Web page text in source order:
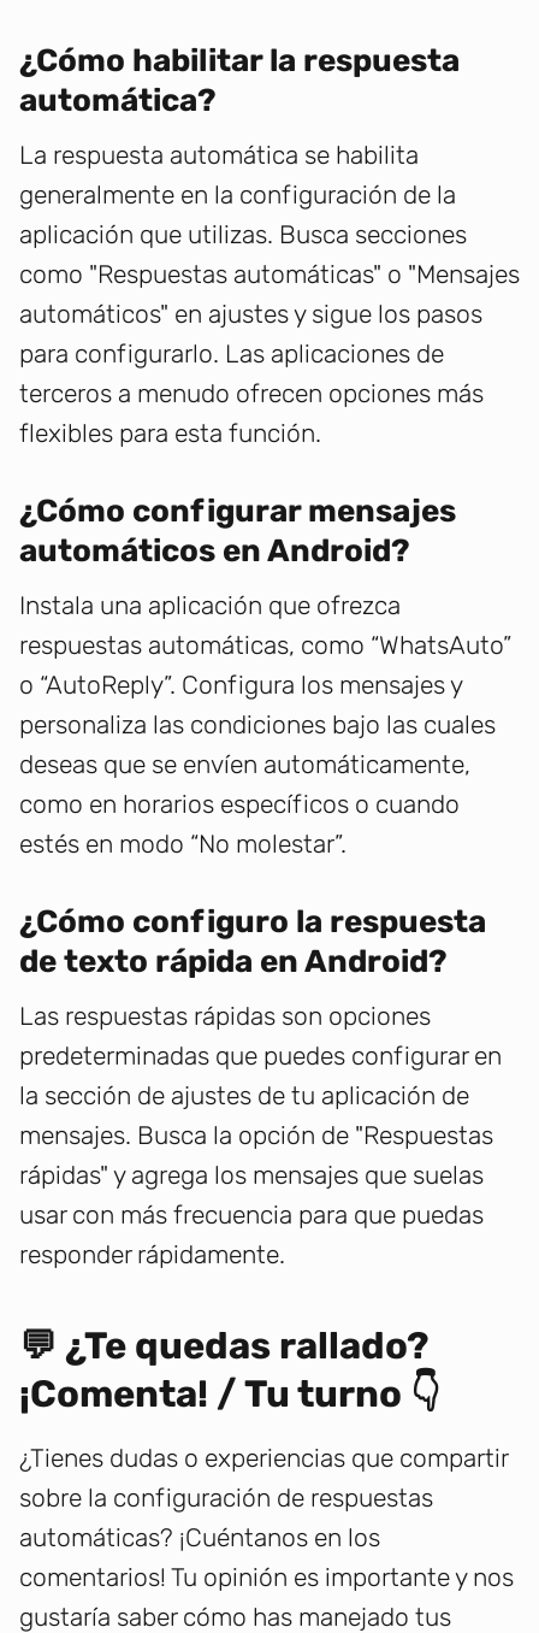
¿Cómo habilitar la respuesta
automática?
La respuesta automática se habilita
generalmente en la configuración de la
aplicación que utilizas. Busca secciones
como "Respuestas automáticas" o "Mensajes
automáticos" en ajustes y sigue los pasos
para configurarlo. Las aplicaciones de
terceros a menudo ofrecen opciones más
flexibles para esta función.
¿Cómo configurar mensajes
automáticos en Android?
Instala una aplicación que ofrezca
respuestas automáticas, como “WhatsAuto”
o “AutoReply”. Configura los mensajes y
personaliza las condiciones bajo las cuales
deseas que se envíen automáticamente,
como en horarios específicos o cuando
estés en modo “No molestar”.
¿Cómo configuro la respuesta
de texto rápida en Android?
Las respuestas rápidas son opciones
predeterminadas que puedes configurar en
la sección de ajustes de tu aplicación de
mensajes. Busca la opción de "Respuestas
rápidas" y agrega los mensajes que suelas
usar con más frecuencia para que puedas
responder rápidamente.
💬 ¿Te quedas rallado?
¡Comenta! / Tu turno 👇
¿Tienes dudas o experiencias que compartir
sobre la configuración de respuestas
automáticas? ¡Cuéntanos en los
comentarios! Tu opinión es importante y nos
gustaría saber cómo has manejado tus